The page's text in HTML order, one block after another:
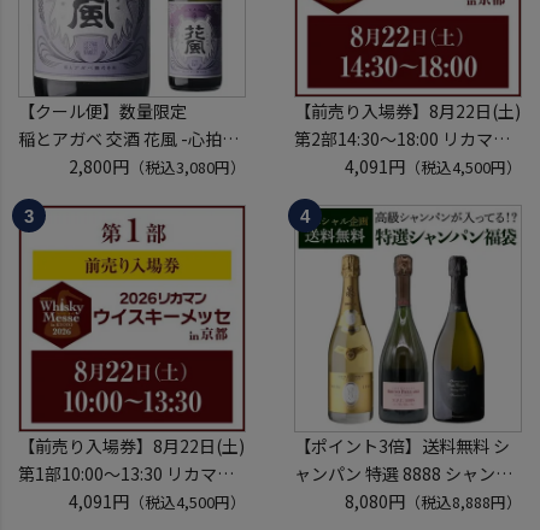
【クール便】数量限定
稲とアガベ 交酒 花風 -心拍-
KYOTO EDITION 720ml こう
しゅ はなかぜ craft sake クラ
フトサケ 秋田県 男鹿市
2,800円（税込3,080円）
【前売り入場券】8月22日(土)
第2部14:30～18:00 リカマン
ウイスキーメッセ in京都
2026 1枚
入場券となるeチケットは【8
月中旬】にメールにて配信予
※代引き決済不可
4,091円 （税込4,500円）
【前売り入場券】8月22日(土)
第1部10:00～13:30 リカマン
ウイスキーメッセ in京都
4,091円（税込4,500円）
【ポイント3倍】送料無料 シ
ャンパン 特選 8888 シャンパ
ン福袋 第29弾 高級シャンパ
8,080円 （税込8,888円）